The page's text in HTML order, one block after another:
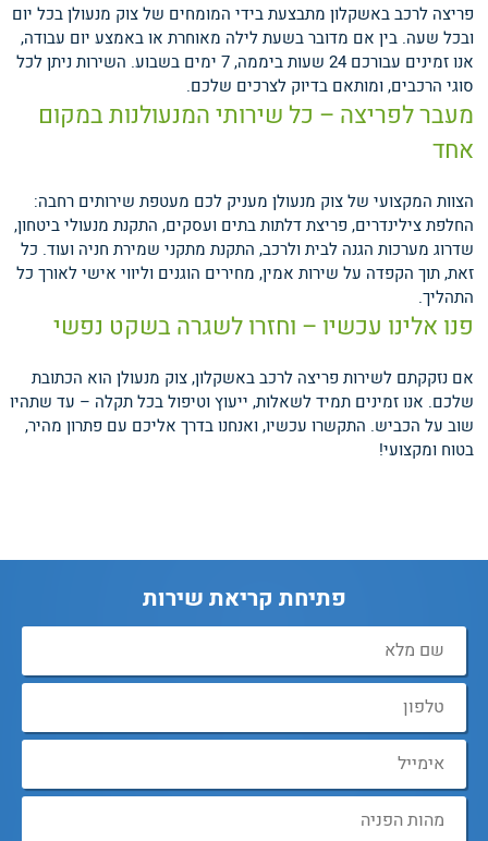
פריצה לרכב באשקלון מתבצעת בידי המומחים של צוק מנעולן בכל יום
ובכל שעה. בין אם מדובר בשעת לילה מאוחרת או באמצע יום עבודה,
אנו זמינים עבורכם 24 שעות ביממה, 7 ימים בשבוע. השירות ניתן לכל
סוגי הרכבים, ומותאם בדיוק לצרכים שלכם.
מעבר לפריצה – כל שירותי המנעולנות במקום
אחד
הצוות המקצועי של צוק מנעולן מעניק לכם מעטפת שירותים רחבה:
החלפת צילינדרים, פריצת דלתות בתים ועסקים, התקנת מנעולי ביטחון,
שדרוג מערכות הגנה לבית ולרכב, התקנת מתקני שמירת חניה ועוד. כל
זאת, תוך הקפדה על שירות אמין, מחירים הוגנים וליווי אישי לאורך כל
התהליך.
פנו אלינו עכשיו – וחזרו לשגרה בשקט נפשי
אם נזקקתם לשירות פריצה לרכב באשקלון, צוק מנעולן הוא הכתובת
שלכם. אנו זמינים תמיד לשאלות, ייעוץ וטיפול בכל תקלה – עד שתהיו
שוב על הכביש. התקשרו עכשיו, ואנחנו בדרך אליכם עם פתרון מהיר,
בטוח ומקצועי!
פתיחת קריאת שירות